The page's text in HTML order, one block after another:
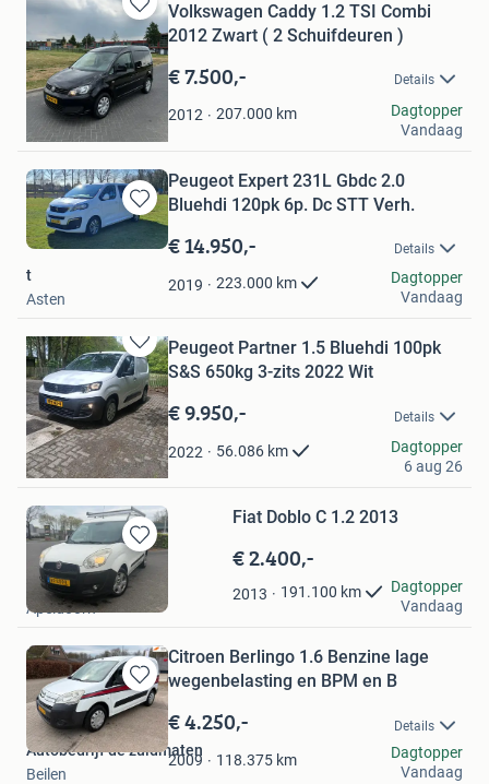
Bewaren
in
Mijn
Favorieten
Volkswagen Caddy 1.2 TSI Combi
2012 Zwart ( 2 Schuifdeuren )
€ 7.500,- Details
2012 207.000 km
Particulier
Barendrecht
Dagtopper
Vandaag
Bewaren
Favorieten
Peugeot Expert 231L Gbdc 2.0
Bluehdi 120pk 6p. Dc STT Verh.
€ 14.950,- Details
2019 223.000 km
t
Asten
Dagtopper
Vandaag
Bewaren
in
Mijn
Favorieten
Peugeot Partner 1.5 Bluehdi 100pk
S&S 650kg 3-zits 2022 Wit
€ 9.950,- Details
2022 56.086 km
JAFE AUTOSPORT
Siddeburen
Dagtopper
6 aug 26
Bewaren
in
Mijn
Favorieten
Fiat Doblo C 1.2 2013
€ 2.400,-
2013 191.100 km
Jovana Trajkovic
Apeldoorn
Dagtopper
Vandaag
Bewaren
in
Mijn
Favorieten
Citroen Berlingo 1.6 Benzine lage
wegenbelasting en BPM en B
€ 4.250,- Details
2009 118.375 km
Autobedrijf de zuidmaten
Beilen
Dagtopper
Vandaag